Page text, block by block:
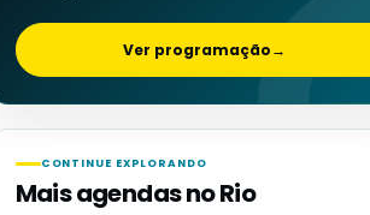
Ver programação→
CONTINUE EXPLORANDO
Mais agendas no Rio